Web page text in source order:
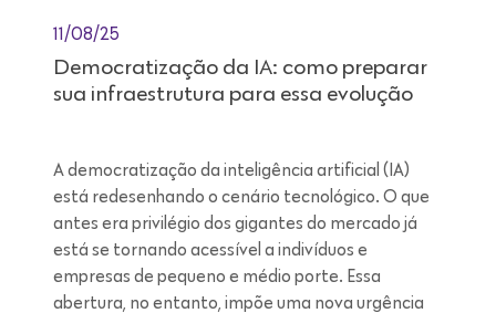
11/08/25
Democratização da IA: como preparar
sua infraestrutura para essa evolução
A democratização da inteligência artificial (IA)
está redesenhando o cenário tecnológico. O que
antes era privilégio dos gigantes do mercado já
está se tornando acessível a indivíduos e
empresas de pequeno e médio porte. Essa
abertura, no entanto, impõe uma nova urgência